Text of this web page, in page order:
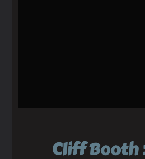
Cliff Booth